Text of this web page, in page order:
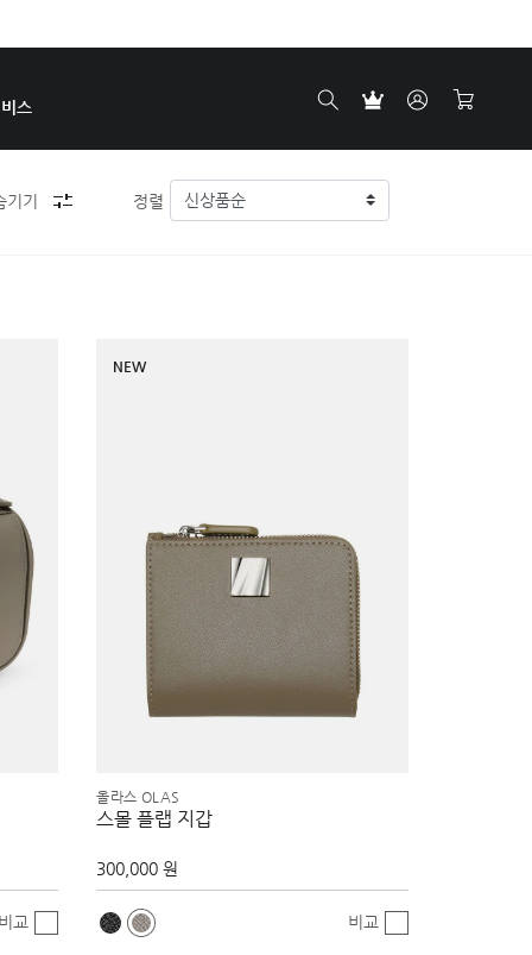
스
기기 정렬
교
NEW
올라스 OLAS
스몰 플랩 지갑
300,000 원
비교